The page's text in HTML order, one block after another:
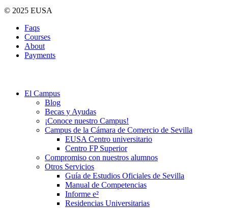
© 2025 EUSA
Faqs
Courses
About
Payments
El Campus
Blog
Becas y Ayudas
¡Conoce nuestro Campus!
Campus de la Cámara de Comercio de Sevilla
EUSA Centro universitario
Centro FP Superior
Compromiso con nuestros alumnos
Otros Servicios
Guía de Estudios Oficiales de Sevilla
Manual de Competencias
Informe e²
Residencias Universitarias